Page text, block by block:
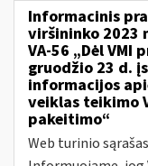
Informacinis
viršininko 2023
VA-56 „Dėl VMI
gruodžio 23 d.
informacijos
veiklas teikimo
pakeitimo“
Web turinio sąrašas